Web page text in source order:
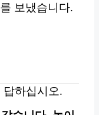
보냈습니다.
답하십시오.